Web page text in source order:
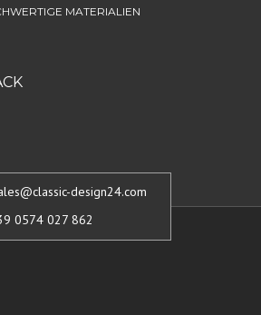
MATERIALIEN
design24.com
0574 027 862